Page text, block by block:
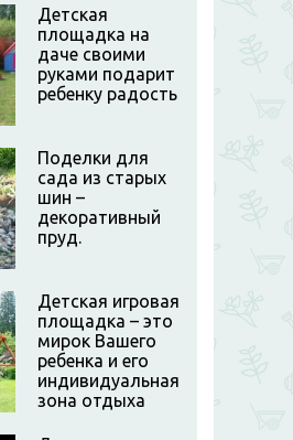
Детская
площадка на
даче своими
руками подарит
ребенку радость
Поделки для
сада из старых
шин –
декоративный
пруд.
Детская игровая
площадка – это
мирок Вашего
ребенка и его
индивидуальная
зона отдыха